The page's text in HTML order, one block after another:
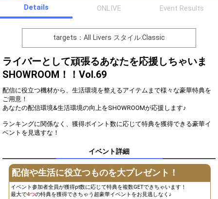
Points List of Goal
number of
positions
Rema
0 Event Begins!
600
まずは元気よく自己紹介をし
てみよう(こまめにするのが
Good！)
自分の目標や夢を、配信で熱
4
みを語ってみよう！
5 6000
のを発表しよう！
7 24000
イベント貢献ランキング1位
の方がリクエストしたモノマ
ネを全力で披露します！
8 36000
いつもと違う髪型を披露して
みよう！
Details ONLIVE Event Results
targets：All Livers スタイル:Classic
ライバーとして頑張るあなたを応援しちゃいま
SHOWROOM！！Vol.69
配信に役立つ機材から、生活環境を整えるアイテムまで様々な豪華特典を
ご用意！
あなたの配信環境&生活環境の向上をSHOWROOMが応援します♪
ランキングに関係なく、獲得ポイント数に応じて特典を獲得できる豪華イ
ベントを見逃すな！
イベント詳細
配信や生活に役立つものを大プレゼント！
イベント参加者全員が獲得pt数に応じて特典を複数GETできちゃいます！
最大で4つの特典を獲得できちゃう超豪華イベントをお見逃しなく♪